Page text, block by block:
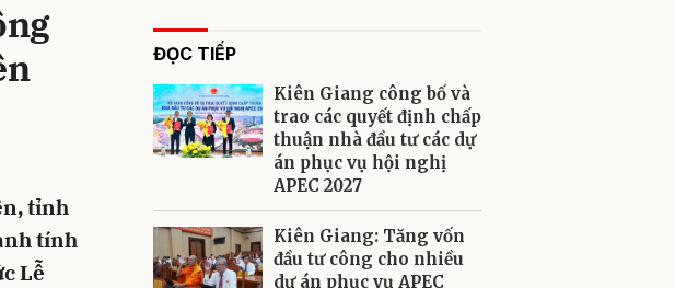
tỉnh
tính
Lễ
ĐỌC TIẾP
Kiên Giang công bố và
trao các quyết định chấp
thuận nhà đầu tư các dự
án phục vụ hội nghị
APEC 2027
Kiên Giang: Tăng vốn
đầu tư công cho nhiều
dự án phục vụ APEC
Gửi